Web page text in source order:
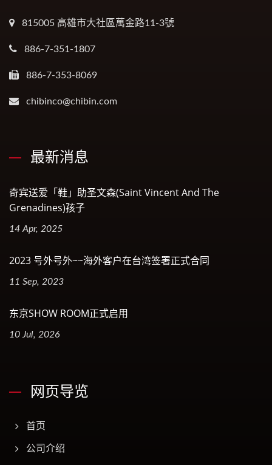
815005 高雄市大社區萬金路11-3號
886-7-351-1807
886-7-353-8069
chibinco@chibin.com
最新消息
奇宾送爱「鞋」助圣文森(Saint Vincent And The
Grenadines)孩子
14 Apr, 2025
2023 号外号外~~海外客户在台湾签署正式合同
11 Sep, 2023
东京SHOW ROOM正式启用
10 Jul, 2026
网页导览
首页
公司介绍